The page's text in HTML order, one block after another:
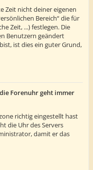
Zeit nicht deiner eigenen
Bereich“ die für
Zeit, ...) festlegen. Die
Benutzern geändert
ist dies ein guter Grund,
Forenuhr geht immer
richtig eingestellt hast
die Uhr des Servers
damit er das